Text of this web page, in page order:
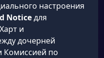
настроения
Noticeдля
и
дочерней
Комиссией по